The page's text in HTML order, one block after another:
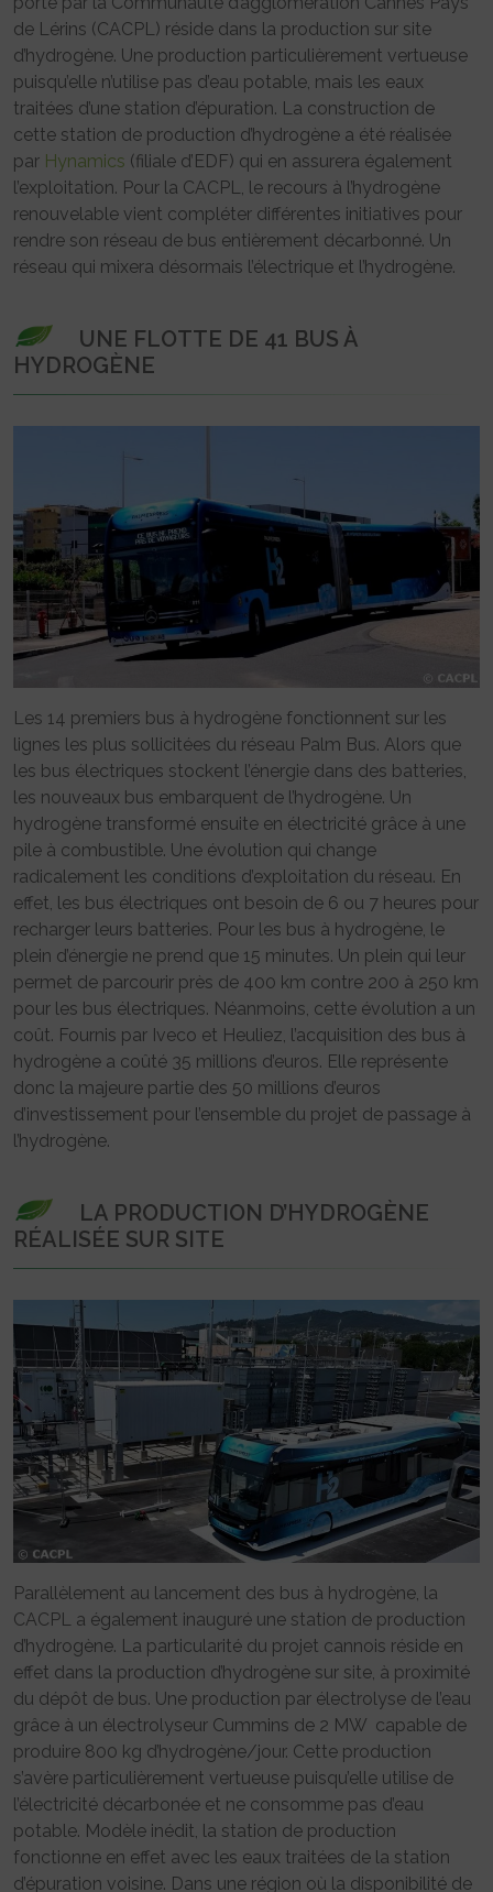
de Lérins (CACPL) réside dans la production sur site
d’hydrogène. Une production particulièrement vertueuse
puisqu’elle n’utilise pas d’eau potable, mais les eaux
traitées d’une station d’épuration. La construction de
cette station de production d’hydrogène a été réalisée
par Hynamics (filiale d’EDF) qui en assurera également
l’exploitation. Pour la CACPL, le recours à l’hydrogène
renouvelable vient compléter différentes initiatives pour
rendre son réseau de bus entièrement décarbonné. Un
réseau qui mixera désormais l’électrique et l’hydrogène.
UNE FLOTTE DE 41 BUS À
HYDROGÈNE
Les 14 premiers bus à hydrogène fonctionnent sur les
lignes les plus sollicitées du réseau Palm Bus. Alors que
les bus électriques stockent l’énergie dans des batteries,
les nouveaux bus embarquent de l’hydrogène. Un
hydrogène transformé ensuite en électricité grâce à une
pile à combustible. Une évolution qui change
radicalement les conditions d’exploitation du réseau. En
effet, les bus électriques ont besoin de 6 ou 7 heures pour
recharger leurs batteries. Pour les bus à hydrogène, le
plein d’énergie ne prend que 15 minutes. Un plein qui leur
permet de parcourir près de 400 km contre 200 à 250 km
pour les bus électriques. Néanmoins, cette évolution a un
coût. Fournis par Iveco et Heuliez, l’acquisition des bus à
hydrogène a coûté 35 millions d’euros. Elle représente
donc la majeure partie des 50 millions d’euros
d’investissement pour l’ensemble du projet de passage à
l’hydrogène.
LA PRODUCTION D’HYDROGÈNE
RÉALISÉE SUR SITE
Parallèlement au lancement des bus à hydrogène, la
CACPL a également inauguré une station de production
d’hydrogène. La particularité du projet cannois réside en
effet dans la production d’hydrogène sur site, à proximité
du dépôt de bus. Une production par électrolyse de l’eau
grâce à un électrolyseur Cummins de 2 MW capable de
produire 800 kg d’hydrogène/jour. Cette production
s’avère particulièrement vertueuse puisqu’elle utilise de
l’électricité décarbonée et ne consomme pas d’eau
potable. Modèle inédit, la station de production
fonctionne en effet avec les eaux traitées de la station
d’épuration voisine. Dans une région où la disponibilité de